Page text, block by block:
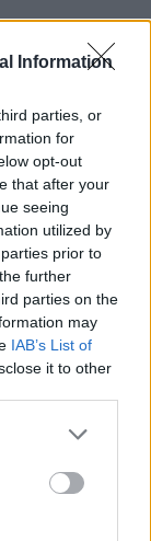
Information
parties, or
for
opt-out
that after your
seeing
utilized by
prior to
further
parties on the
may
IAB’s List of
it to other
tapęs
murkdosi
sirgaliai
užimama